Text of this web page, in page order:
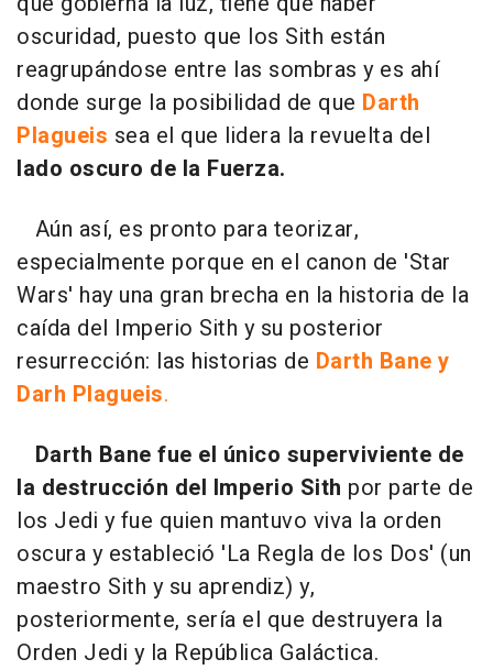
oscuridad, puesto que los Sith están
reagrupándose entre las sombras y es ahí
donde surge la posibilidad de que Darth
Plagueis sea el que lidera la revuelta del
lado oscuro de la Fuerza.
Aún así, es pronto para teorizar,
especialmente porque en el canon de 'Star
Wars' hay una gran brecha en la historia de la
caída del Imperio Sith y su posterior
resurrección: las historias de Darth Bane y
Darh Plagueis.
Darth Bane fue el único superviviente de
la destrucción del Imperio Sith por parte de
los Jedi y fue quien mantuvo viva la orden
oscura y estableció 'La Regla de los Dos' (un
maestro Sith y su aprendiz) y,
posteriormente, sería el que destruyera la
Orden Jedi y la República Galáctica.